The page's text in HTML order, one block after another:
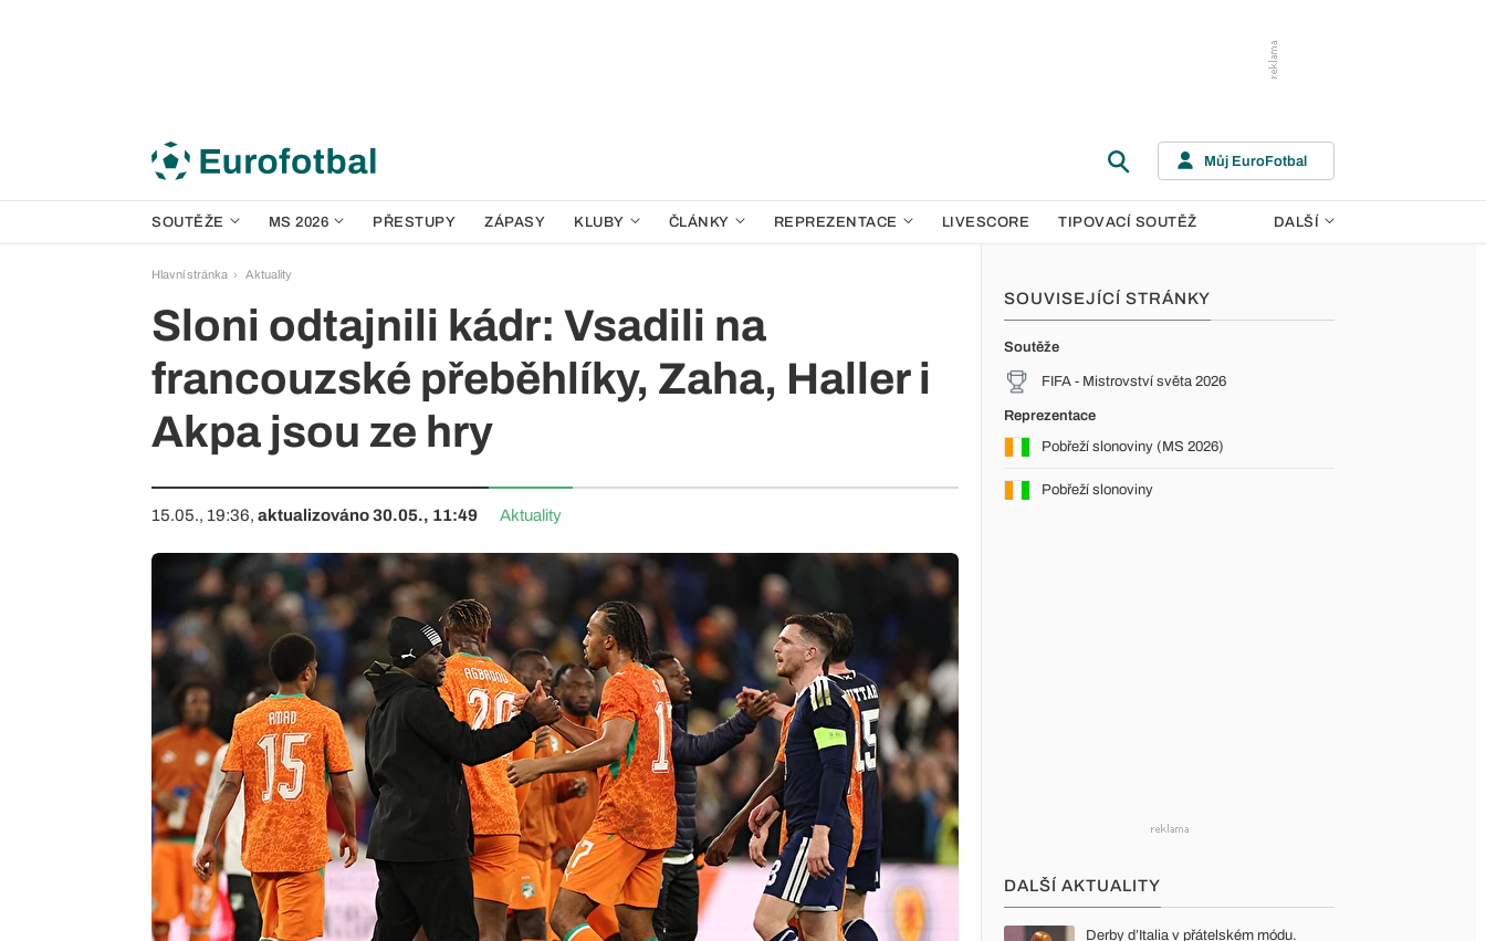
Můj EuroFotbal
SOUTĚŽE MS 2026 PŘESTUPY ZÁPASY KLUBY ČLÁNKY REPREZENTACE LIVESCORE TIPOVACÍ SOUTĚŽ DALŠÍ
Hlavní stránka Aktuality
Sloni odtajnili kádr: Vsadili na
francouzské přeběhlíky, Zaha, Haller i
Akpa jsou ze hry
15.05., 19:36, aktualizováno 30.05., 11:49 Aktuality
SOUVISEJÍCÍ STRÁNKY
Soutěže
FIFA - Mistrovství světa 2026
Reprezentace
Pobřeží slonoviny (MS 2026)
Pobřeží slonoviny
DALŠÍ AKTUALITY
Derby d’Italia v přátelském módu.